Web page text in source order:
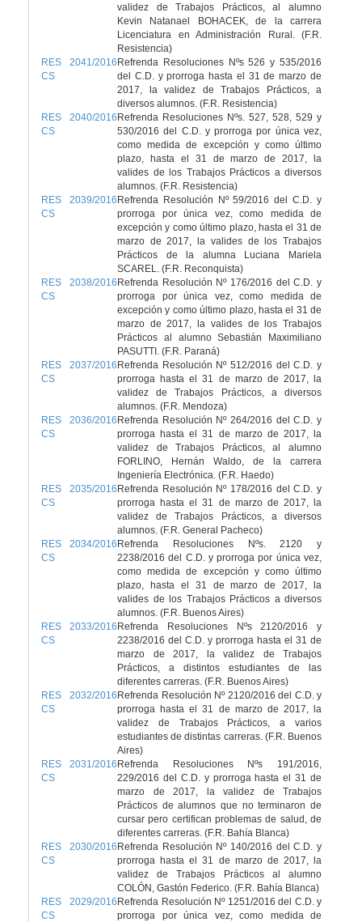
validez de Trabajos Prácticos, al alumno
Kevin Natanael BOHACEK, de la carrera
Licenciatura en Administración Rural. (F.R.
Resistencia)
RES 2041/2016
CS
Refrenda Resoluciones Nºs 526 y 535/2016
del C.D. y prorroga hasta el 31 de marzo de
2017, la validez de Trabajos Prácticos, a
diversos alumnos. (F.R. Resistencia)
RES 2040/2016
CS
Refrenda Resoluciones Nºs. 527, 528, 529 y
530/2016 del C.D. y prorroga por única vez,
como medida de excepción y como último
plazo, hasta el 31 de marzo de 2017, la
valides de los Trabajos Prácticos a diversos
alumnos. (F.R. Resistencia)
RES 2039/2016
CS
Refrenda Resolución Nº 59/2016 del C.D. y
prorroga por única vez, como medida de
excepción y como último plazo, hasta el 31 de
marzo de 2017, la valides de los Trabajos
Prácticos de la alumna Luciana Mariela
SCAREL. (F.R. Reconquista)
RES 2038/2016
CS
Refrenda Resolución Nº 176/2016 del C.D. y
prorroga por única vez, como medida de
excepción y como último plazo, hasta el 31 de
marzo de 2017, la valides de los Trabajos
Prácticos al alumno Sebastián Maximiliano
PASUTTI. (F.R. Paraná)
RES 2037/2016
CS
Refrenda Resolución Nº 512/2016 del C.D. y
prorroga hasta el 31 de marzo de 2017, la
validez de Trabajos Prácticos, a diversos
alumnos. (F.R. Mendoza)
RES 2036/2016
CS
Refrenda Resolución Nº 264/2016 del C.D. y
prorroga hasta el 31 de marzo de 2017, la
validez de Trabajos Prácticos, al alumno
FORLINO, Hernán Waldo, de la carrera
Ingeniería Electrónica. (F.R. Haedo)
RES 2035/2016
CS
Refrenda Resolución Nº 178/2016 del C.D. y
prorroga hasta el 31 de marzo de 2017, la
validez de Trabajos Prácticos, a diversos
alumnos. (F.R. General Pacheco)
RES 2034/2016
CS
Refrenda Resoluciones Nºs. 2120 y
2238/2016 del C.D. y prorroga por única vez,
como medida de excepción y como último
plazo, hasta el 31 de marzo de 2017, la
valides de los Trabajos Prácticos a diversos
alumnos. (F.R. Buenos Aires)
RES 2033/2016
CS
Refrenda Resoluciones Nºs 2120/2016 y
2238/2016 del C.D. y prorroga hasta el 31 de
marzo de 2017, la validez de Trabajos
Prácticos, a distintos estudiantes de las
diferentes carreras. (F.R. Buenos Aires)
RES 2032/2016
CS
Refrenda Resolución Nº 2120/2016 del C.D. y
prorroga hasta el 31 de marzo de 2017, la
validez de Trabajos Prácticos, a varios
estudiantes de distintas carreras. (F.R. Buenos
Aires)
RES 2031/2016
CS
Refrenda Resoluciones Nºs 191/2016,
229/2016 del C.D. y prorroga hasta el 31 de
marzo de 2017, la validez de Trabajos
Prácticos de alumnos que no terminaron de
cursar pero certifican problemas de salud, de
diferentes carreras. (F.R. Bahía Blanca)
RES 2030/2016
CS
Refrenda Resolución Nº 140/2016 del C.D. y
prorroga hasta el 31 de marzo de 2017, la
validez de Trabajos Prácticos al alumno
COLÓN, Gastón Federico. (F.R. Bahía Blanca)
RES 2029/2016
CS
Refrenda Resolución Nº 1251/2016 del C.D. y
prorroga por única vez, como medida de